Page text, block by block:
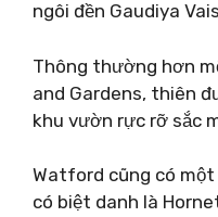
ngôi đền Gaudiya
Thông thường hơn
and Gardens, thiên
khu vườn rực rỡ sắc
Watford cũng có một
có biệt danh là